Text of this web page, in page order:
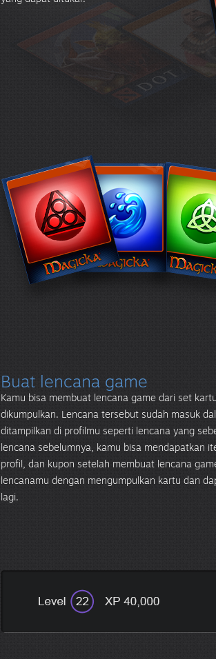
Buat lencana game
Kamu bisa membuat lencana game dari set
dikumpulkan. Lencana tersebut sudah masuk
ditampilkan di profilmu seperti lencana yang
lencana sebelumnya, kamu bisa mendapatkan
profil, dan kupon setelah membuat lencana
lencanamu dengan mengumpulkan kartu dan
lagi.